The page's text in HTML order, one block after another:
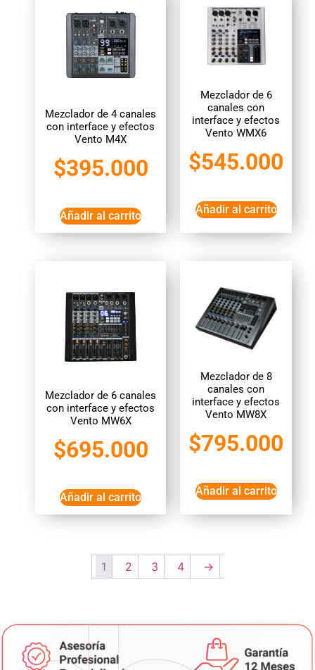
Mezclador de 4 canales
con interface y efectos
Vento M4X
$395.000
Añadir al carrito
Mezclador de 6
canales con
interface y efectos
Vento WMX6
$545.000
Añadir al carrito
Mezclador de 6 canales
con interface y efectos
Vento MW6X
$695.000
Añadir al carrito
Mezclador de 8
canales con
interface y efectos
Vento MW8X
$795.000
Añadir al carrito
1 2 3 4 →